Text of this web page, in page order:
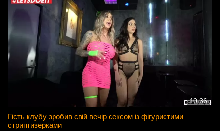
10:36
Гість клубу зробив свій вечір сексом із фігуристими
стриптизерками